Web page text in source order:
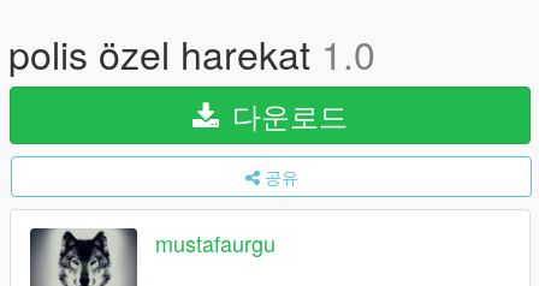
polis özel harekat 1.0
다운로드
공유
mustafaurgu